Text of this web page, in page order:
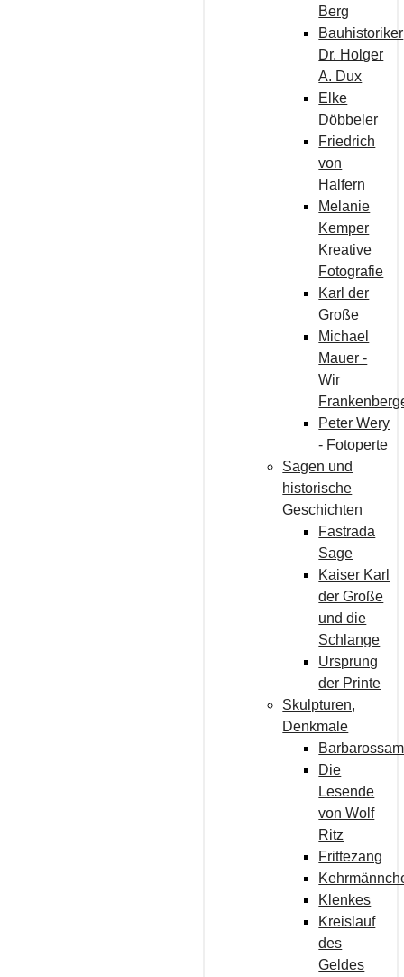
Berg
Bauhistoriker
Dr. Holger
A. Dux
Elke
Döbbeler
Friedrich
von
Halfern
Melanie
Kemper
Kreative
Fotografie
Karl der
Große
Michael
Mauer -
Wir
Peter Wery
- Fotoperte
Sagen und
historische
Geschichten
Fastrada
Sage
Kaiser Karl
der Große
und die
Schlange
Ursprung
der Printe
Skulpturen,
Denkmale
Die
Lesende
von Wolf
Ritz
Frittezang
Klenkes
Kreislauf
des
Geldes